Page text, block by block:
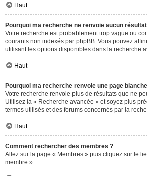
Haut
Pourquoi ma recherche ne renvoie aucun
Votre recherche est probablement trop vague ou
courants non indexés par phpBB. Vous pouvez
utilisant les options disponibles dans la recherche
Haut
Pourquoi ma recherche renvoie une page
Votre recherche renvoie plus de résultats que ne
Utilisez la « Recherche avancée » et soyez plus
termes utilisés et des forums concernés par la
Haut
Comment rechercher des membres ?
Allez sur la page « Membres » puis cliquez sur le
membre ».